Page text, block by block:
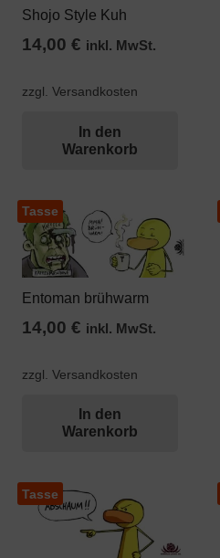
Shojo Style Kuh
14,00 € inkl. MwSt.
zzgl. Versandkosten
In den
Warenkorb
Tasse
Entoman brühwarm
14,00 € inkl. MwSt.
zzgl. Versandkosten
In den
Warenkorb
Tasse